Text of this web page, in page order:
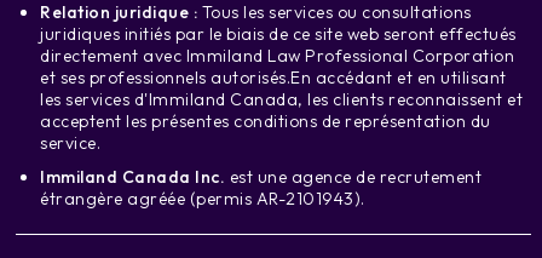
Relation juridique : Tous les services ou consultations
juridiques initiés par le biais de ce site web seront effectués
directement avec Immiland Law Professional Corporation
et ses professionnels autorisés.En accédant et en utilisant
les services d'Immiland Canada, les clients reconnaissent et
acceptent les présentes conditions de représentation du
service.
Immiland Canada Inc. est une agence de recrutement
étrangère agréée (permis AR-2101943).